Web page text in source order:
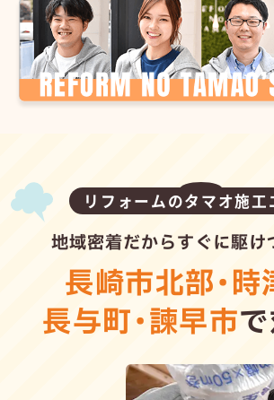
リフォームのタマオ施工
地域密着だからすぐに駆け
長崎市北部・時
長与町・諫早市